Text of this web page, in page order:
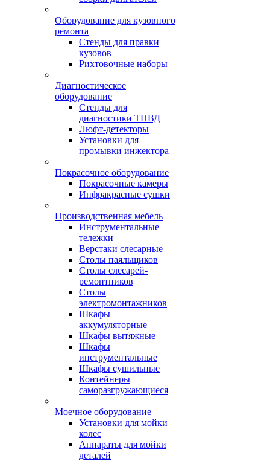
Оборудование для кузовного
ремонта
Стенды для правки
кузовов
Рихтовочные наборы
Диагностическое
оборудование
Стенды для
диагностики ТНВД
Люфт-детекторы
Установки для
промывки инжектора
Покрасочное оборудование
Покрасочные камеры
Инфракрасные сушки
Производственная мебель
Инструментальные
тележки
Верстаки слесарные
Столы паяльщиков
Столы слесарей-
ремонтников
Столы
электромонтажников
Шкафы
аккумуляторные
Шкафы вытяжные
Шкафы
инструментальные
Шкафы сушильные
Контейнеры
саморазгружающиеся
Моечное оборудование
Установки для мойки
колес
Аппараты для мойки
деталей